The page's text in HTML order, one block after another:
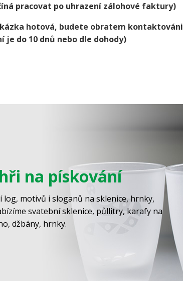
pracovat po uhrazení zálohové faktury)
hotová, budete obratem kontaktováni
do 10 dnů nebo dle dohody)
na pískování
log, motivů i sloganů na sklenice, hrnky,
svatební sklenice, půllitry, karafy na
džbány, hrnky.